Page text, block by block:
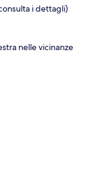
i dettagli)
nelle vicinanze